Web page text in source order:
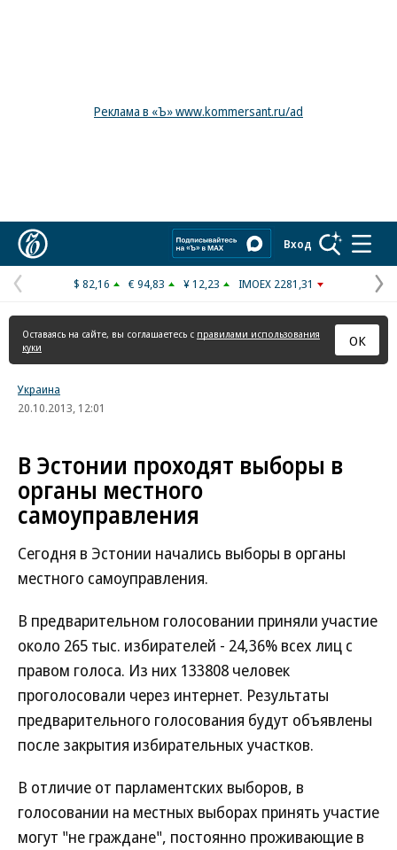
Реклама в «Ъ» www.kommersant.ru/ad
Вход
Предыдущая
страница
$ 82,16 € 94,83 ¥ 12,23 IMOEX 2281,31
Оставаясь на сайте, вы соглашаетесь с правилами использования
куки
ОК
Украина
20.10.2013, 12:01
В Эстонии проходят выборы в
органы местного
самоуправления
Сегодня в Эстонии начались выборы в органы
местного самоуправления.
В предварительном голосовании приняли участие
около 265 тыс. избирателей - 24,36% всех лиц с
правом голоса. Из них 133808 человек
проголосовали через интернет. Результаты
предварительного голосования будут объявлены
после закрытия избирательных участков.
В отличие от парламентских выборов, в
голосовании на местных выборах принять участие
могут "не граждане", постоянно проживающие в